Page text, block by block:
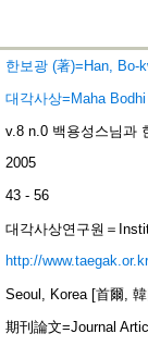
한보광 (著)=Han, Bo-
대각사상=Maha
v.8 n.0 백용성스님과
2005
43 - 56
대각사상연구원＝
http://
Seoul, Korea [首爾,
期刊論文=Journal